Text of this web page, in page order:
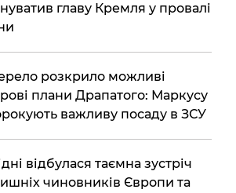
главу Кремля у провалі
розкрило можливі
плани Драпатого: Маркусу
важливу посаду в ЗСУ
відбулася таємна зустріч
чиновників Європи та